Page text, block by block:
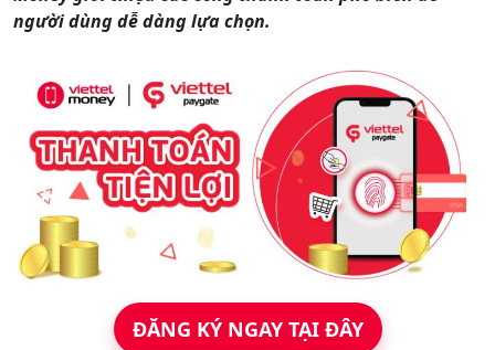
Hỗ trợ
người dùng dễ dàng lựa chọn.
ĐĂNG KÝ NGAY TẠI ĐÂY